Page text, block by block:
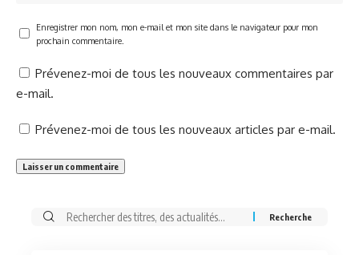
Enregistrer mon nom, mon e-mail et mon site dans le navigateur pour mon
prochain commentaire.
Prévenez-moi de tous les nouveaux commentaires par
e-mail.
Prévenez-moi de tous les nouveaux articles par e-mail.
Rechercher: